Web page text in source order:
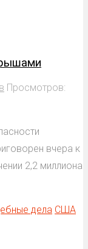
Просмотров:
вчера к
2,2 миллиона
дела США